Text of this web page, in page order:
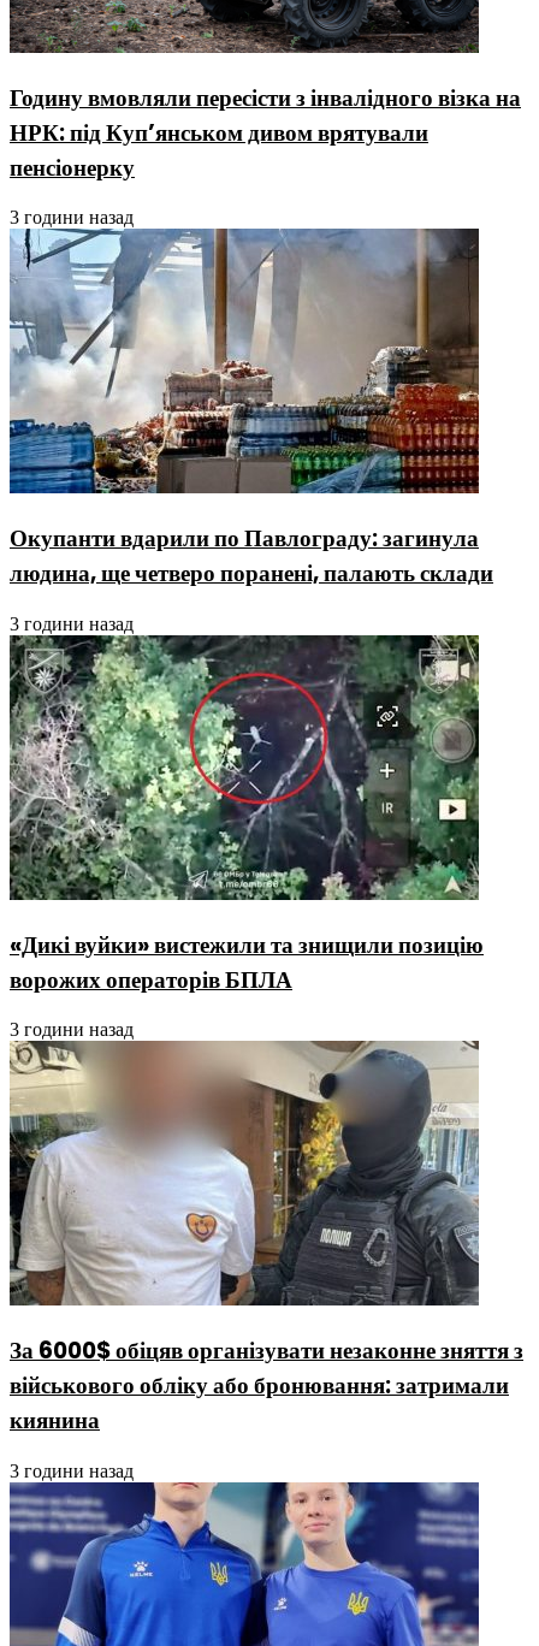
Годину вмовляли пересісти з інвалідного візка на
НРК: під Куп’янськом дивом врятували
пенсіонерку
3 години назад
Окупанти вдарили по Павлограду: загинула
людина, ще четверо поранені, палають склади
3 години назад
«Дикі вуйки» вистежили та знищили позицію
ворожих операторів БПЛА
3 години назад
За 6000$ обіцяв організувати незаконне зняття з
військового обліку або бронювання: затримали
киянина
3 години назад